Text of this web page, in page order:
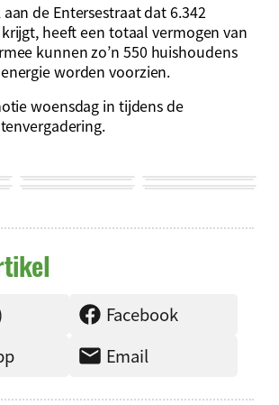
de Entersestraat dat 6.342
heeft een totaal vermogen van
kunnen zo’n 550 huishoudens
worden voorzien.
woensdag in tijdens de
Facebook
Email